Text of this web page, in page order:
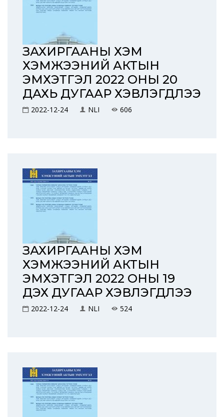
ЗАХИРГААНЫ ХЭМ
ХЭМЖЭЭНИЙ АКТЫН
ЭМХЭТГЭЛ 2022 ОНЫ 20
ДАХЬ ДУГААР ХЭВЛЭГДЛЭЭ
2022-12-24 NLI 606
ЗАХИРГААНЫ ХЭМ
ХЭМЖЭЭНИЙ АКТЫН
ЭМХЭТГЭЛ 2022 ОНЫ 19
ДЭХ ДУГААР ХЭВЛЭГДЛЭЭ
2022-12-24 NLI 524